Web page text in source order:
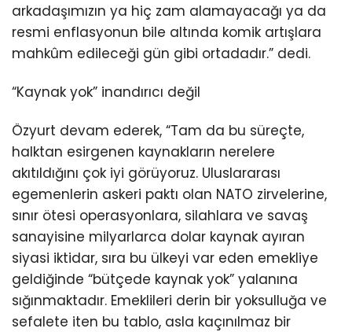
arkadaşımızın ya hiç zam alamayacağı ya da
resmi enflasyonun bile altında komik artışlara
mahkûm edileceği gün gibi ortadadır.” dedi.
“Kaynak yok” inandırıcı değil
Özyurt devam ederek, “Tam da bu süreçte,
halktan esirgenen kaynakların nerelere
akıtıldığını çok iyi görüyoruz. Uluslararası
egemenlerin askeri paktı olan NATO zirvelerine,
sınır ötesi operasyonlara, silahlara ve savaş
sanayisine milyarlarca dolar kaynak ayıran
siyasi iktidar, sıra bu ülkeyi var eden emekliye
geldiğinde “bütçede kaynak yok” yalanına
sığınmaktadır. Emeklileri derin bir yoksulluğa ve
sefalete iten bu tablo, asla kaçınılmaz bir